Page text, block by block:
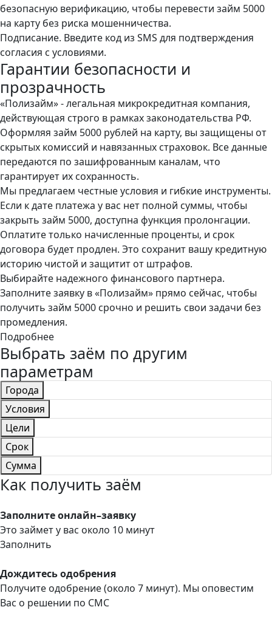
безопасную верификацию, чтобы перевести займ 5000
на карту без риска мошенничества.
Подписание. Введите код из SMS для подтверждения
согласия с условиями.
Гарантии безопасности и
прозрачность
«Полизайм» - легальная микрокредитная компания,
действующая строго в рамках законодательства РФ.
Оформляя займ 5000 рублей на карту, вы защищены от
скрытых комиссий и навязанных страховок. Все данные
передаются по зашифрованным каналам, что
гарантирует их сохранность.
Мы предлагаем честные условия и гибкие инструменты.
Если к дате платежа у вас нет полной суммы, чтобы
закрыть займ 5000, доступна функция пролонгации.
Оплатите только начисленные проценты, и срок
договора будет продлен. Это сохранит вашу кредитную
историю чистой и защитит от штрафов.
Выбирайте надежного финансового партнера.
Заполните заявку в «Полизайм» прямо сейчас, чтобы
получить займ 5000 срочно и решить свои задачи без
промедления.
Подробнее
Выбрать заём по другим
параметрам
Города
Условия
Цели
Срок
Сумма
Как получить заём
Заполните онлайн–заявку
Это займет у вас около 10 минут
Заполнить
Дождитесь одобрения
Получите одобрение (около 7 минут). Мы оповестим
Вас о решении по СМС